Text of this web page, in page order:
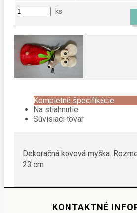
ks
Kompletné špecifikácie
Na stiahnutie
Súvisiaci tovar
Dekoračná kovová myška.
23 cm
KONTAKTNÉ